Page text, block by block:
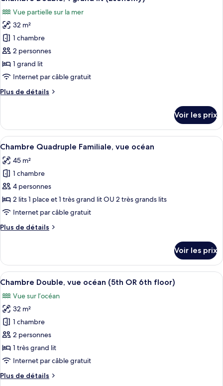
Chambre
Double
Deluxe,
vue
océan
toutes
les
photos
pour
ce
type
de
chambre :
Chambre
grand
lit
(Economy)
Vue partielle sur la mer
32 m²
1 chambre
2 personnes
1 grand lit
Internet par câble gratuit
Plus de détails
Plus
le
type
de
Chambre
Double,
grand
lit
(Economy)
Voir les prix
Afficher
toutes
les
photos
pour
ce
type
chambre :
Familiale,
vue
Une chambre d’hôtel avec trois lits,
7
Chambre Quadruple Familiale, vue océan
45 m²
1 chambre
4 personnes
2 lits 1 place et 1 très grand lit OU 2 très grands lits
Internet par câble gratuit
Plus de détails
Plus
le
type
de
Chambre
Quadruple
Familiale,
vue
océan
Voir les prix
Afficher
toutes
les
photos
pour
ce
type
de
chambre :
Chambre
Une plage à l’eau d’un bleu limpide,
11
Chambre Double, vue océan (5th OR 6th floor)
Vue sur l’océan
32 m²
1 chambre
2 personnes
1 très grand lit
Internet par câble gratuit
Plus de détails
Plus